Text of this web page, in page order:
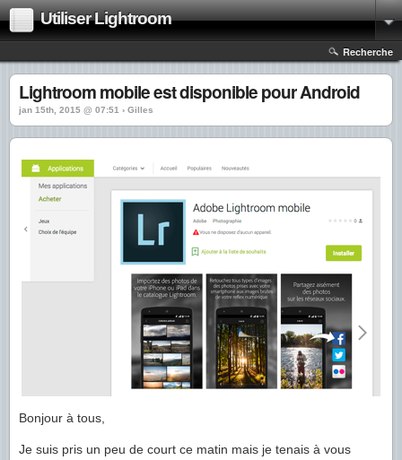
Utiliser Lightroom
Recherche
Lightroom mobile est disponible pour Android
jan 15th, 2015 @ 07:51 › Gilles
Bonjour à tous,
Je suis pris un peu de court ce matin mais je tenais à vous